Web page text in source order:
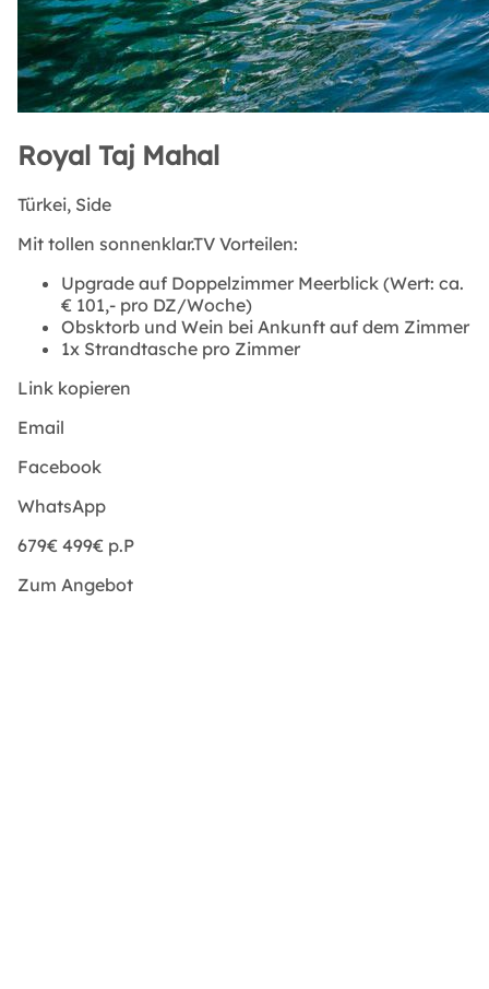
Royal Taj Mahal
Türkei, Side
Mit tollen sonnenklar.TV Vorteilen:
Upgrade auf Doppelzimmer Meerblick (Wert: ca.
€ 101,- pro DZ/Woche)
Obsktorb und Wein bei Ankunft auf dem Zimmer
1x Strandtasche pro Zimmer
Link kopieren
Email
Facebook
WhatsApp
679€ 499€ p.P
Zum Angebot